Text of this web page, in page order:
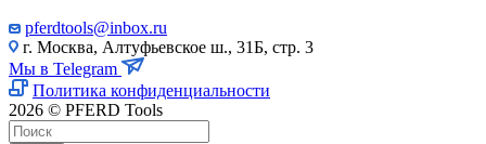
pferdtools@inbox.ru
г. Москва, Алтуфьевское ш., 31Б, стр. 3
Мы в Telegram
Политика конфиденциальности
2026 © PFERD Tools